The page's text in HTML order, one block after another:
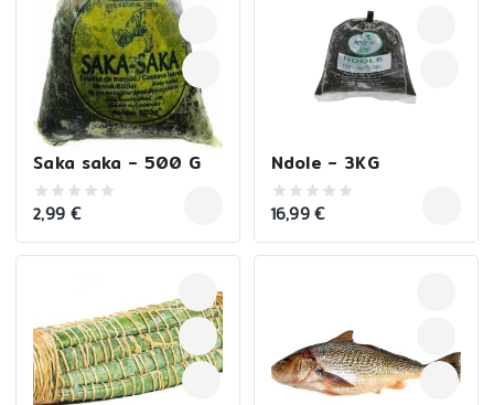
Saka saka – 500 G
0
of
5
2,99 €
Ndole – 3KG
0
of
5
16,99€